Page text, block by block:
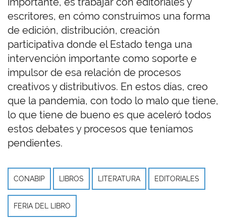
escritores, en cómo construimos una forma
de edición, distribución, creación
participativa donde el Estado tenga una
intervención importante como soporte e
impulsor de esa relación de procesos
creativos y distributivos. En estos días, creo
que la pandemia, con todo lo malo que tiene,
lo que tiene de bueno es que aceleró todos
estos debates y procesos que teníamos
pendientes.
CONABIP LIBROS LITERATURA EDITORIALES
FERIA DEL LIBRO